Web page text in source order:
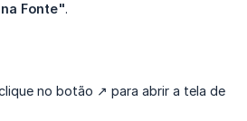
Fonte".
clique no botão ↗️ para abrir a tela de